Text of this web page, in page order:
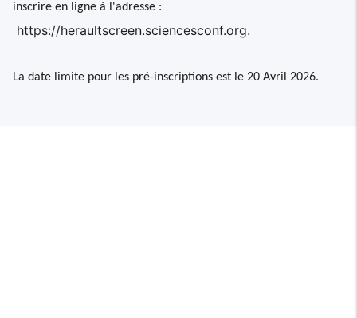
inscrire en ligne à l'adresse :
https://heraultscreen.sciencesconf.org.
La date limite pour les pré-inscriptions est le 20 Avril 2026.